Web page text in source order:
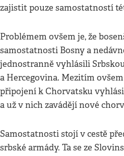
zajistit pouze samostatností
Problémem ovšem je, že
samostatnosti Bosny a
jednostranně vyhlásili
a Hercegovina. Mezitím
připojení k Chorvatsku
a už v nich zavádějí nové
Samostatnosti stojí v cestě
srbské armády. Ta se ze